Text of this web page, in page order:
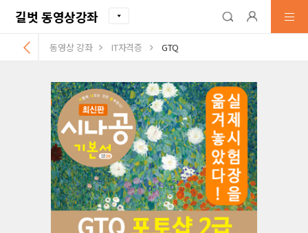
길벗 동영상강좌
동영상 강좌 IT자격증 GTQ